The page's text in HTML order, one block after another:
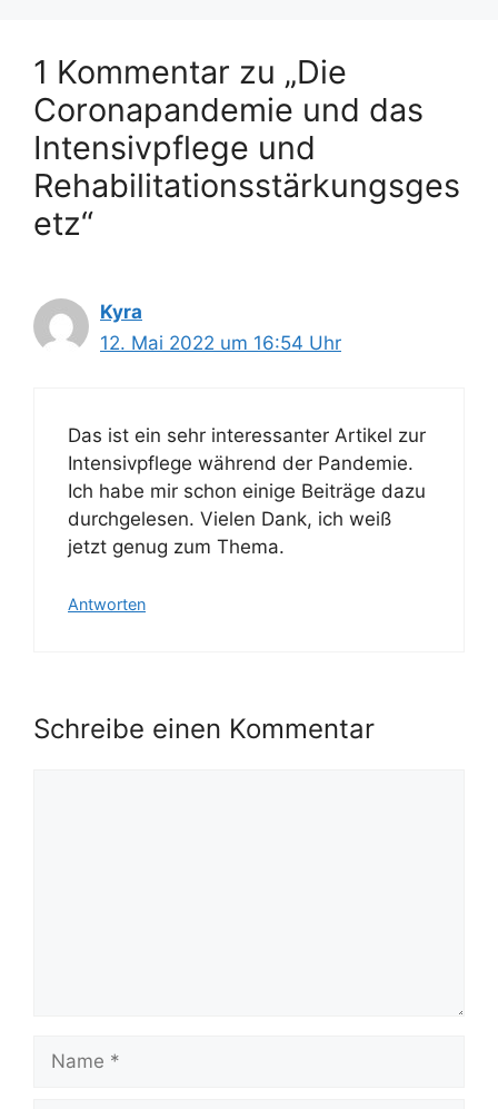
1 Kommentar zu „Die
Coronapandemie und das
Intensivpflege und
Rehabilitationsstärkungsges
etz“
Kyra
12. Mai 2022 um 16:54 Uhr
Das ist ein sehr interessanter Artikel zur
Intensivpflege während der Pandemie.
Ich habe mir schon einige Beiträge dazu
durchgelesen. Vielen Dank, ich weiß
jetzt genug zum Thema.
Antworten
Schreibe einen Kommentar
Name